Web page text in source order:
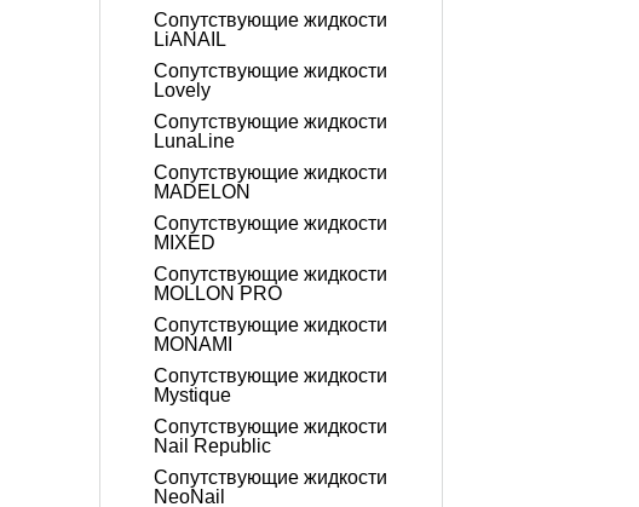
Сопутствующие жидкости
LiANAIL
Сопутствующие жидкости
Lovely
Сопутствующие жидкости
LunaLine
Сопутствующие жидкости
MADELON
Сопутствующие жидкости
MIXED
Сопутствующие жидкости
MOLLON PRO
Сопутствующие жидкости
MONAMI
Сопутствующие жидкости
Mystique
Сопутствующие жидкости
Nail Republic
Сопутствующие жидкости
NeoNail